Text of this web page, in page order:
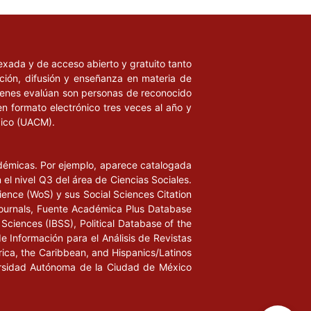
y de acceso abierto y gratuito tanto
difusión y enseñanza en materia de
evalúan son personas de reconocido
formato electrónico tres veces al año y
(UACM).
Por ejemplo, aparece catalogada
nivel Q3 del área de Ciencias Sociales.
(WoS) y sus Social Sciences Citation
Fuente Académica Plus Database
(IBSS), Political Database of the
Información para el Análisis de Revistas
the Caribbean, and Hispanics/Latinos
Autónoma de la Ciudad de México